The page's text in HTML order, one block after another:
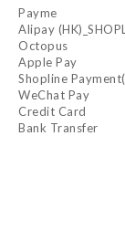
Payme
Alipay
Octopus
Apple Pay
Shopline
WeChat Pay
Credit Card
Bank Transfer